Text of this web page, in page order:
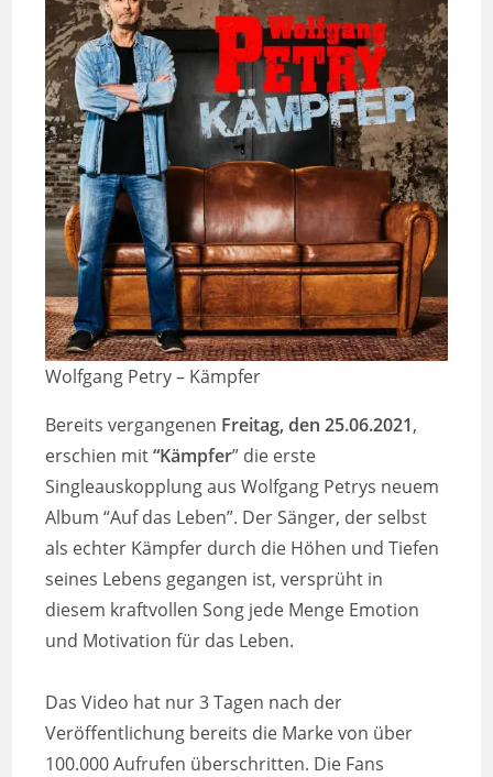
Wolfgang Petry – Kämpfer
Bereits vergangenen Freitag, den 25.06.2021,
erschien mit“Kämpfer” die erste
Singleauskopplung aus Wolfgang Petrys neuem
Album “Auf das Leben”. Der Sänger, der selbst
als echter Kämpfer durch die Höhen und Tiefen
seines Lebens gegangen ist, versprüht in
diesem kraftvollen Song jede Menge Emotion
und Motivation für das Leben.
Das Video hat nur 3 Tagen nach der
Veröffentlichung bereits die Marke von über
100.000 Aufrufen überschritten. Die Fans